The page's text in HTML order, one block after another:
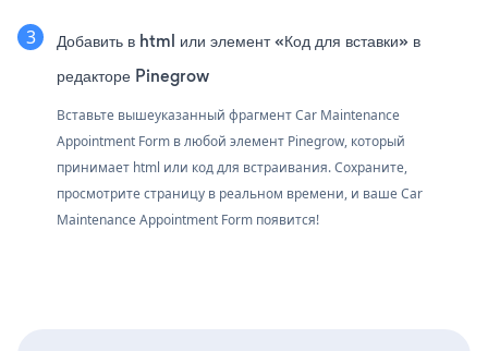
Добавить в html или элемент «Код для вставки» в
редакторе Pinegrow
Вставьте вышеуказанный фрагмент Car Maintenance
Appointment Form в любой элемент Pinegrow, который
принимает html или код для встраивания. Сохраните,
просмотрите страницу в реальном времени, и ваше Car
Maintenance Appointment Form появится!